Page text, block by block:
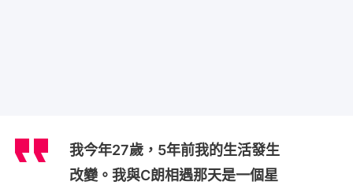
我今年27歲，5年前我的生活發生
改變。我與C朗相遇那天是一個星